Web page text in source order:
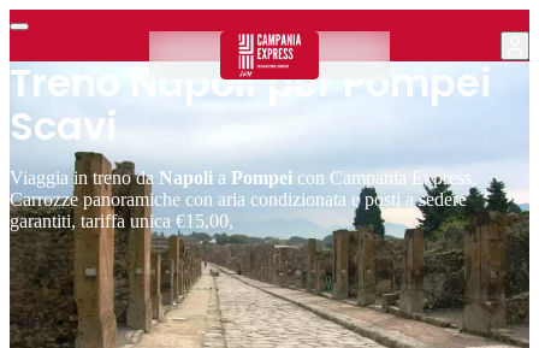
Treno Napoli per Pompei
Scavi
Viaggia in treno da Napoli a Pompei con Campania Express,
Carrozze panoramiche con aria condizionata e posti a sedere
garantiti, tariffa unica €15,00,